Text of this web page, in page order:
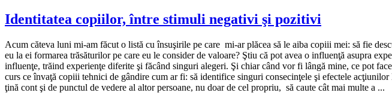
Identitatea copiilor, între stimuli negativi şi pozitivi
Acum căteva luni mi-am făcut o listă cu însuşirile pe care mi-ar plăcea să le aiba copiii mei: să fie
eu la ei formarea trăsăturilor pe care eu le consider de valoare? Ştiu că pot avea o influenţă asupra
influenţe, trăind experienţe diferite şi făcând singuri alegeri. Şi chiar când vor fi lângă mine, ce pot
curs ce învaţă copiii tehnici de gândire cum ar fi: să identifice singuri consecinţele şi efectele
ţină cont şi de punctul de vedere al altor persoane, nu doar de cel propriu, să caute cât mai multe a ...